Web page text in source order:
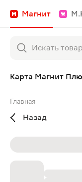
Магнит
Карта Магнит
Главная
Назад